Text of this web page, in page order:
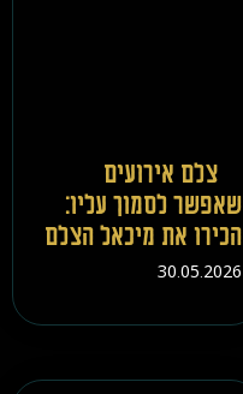
צלם אירועים
שאפשר לסמוך עליו:
הכירו את מיכאל הצלם
30.05.2026